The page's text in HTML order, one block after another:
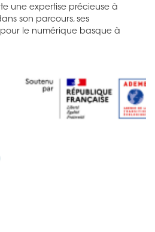
une expertise précieuse à
son parcours, ses
le numérique basque à